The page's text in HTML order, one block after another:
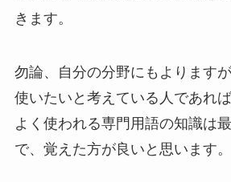
きます。
勿論、自分の分野にもよります
使いたいと考えている人であれ
よく使われる専門用語の知識は
で、覚えた方が良いと思います。